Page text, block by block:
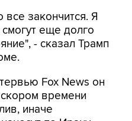
закончится. Я
еще долго
- сказал Трамп
Fox News он
времени
иначе